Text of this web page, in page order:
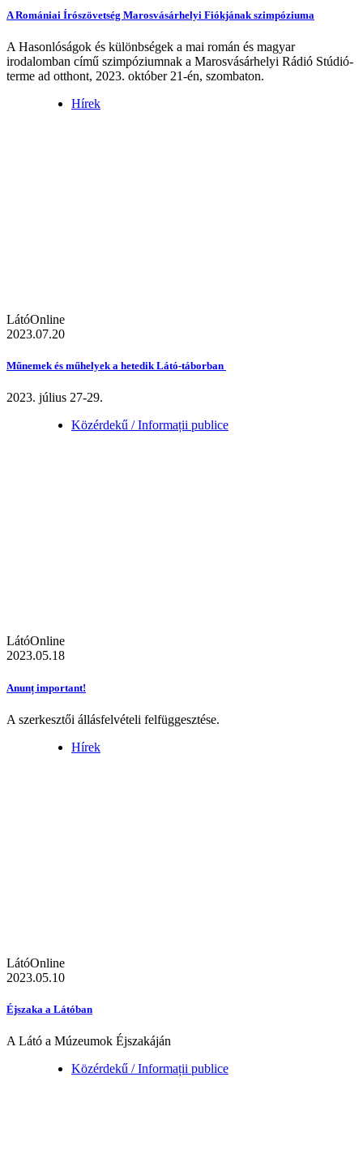
A Romániai Írószövetség Marosvásárhelyi Fiókjának szimpóziuma
A Hasonlóságok és különbségek a mai román és magyar
irodalomban című szimpóziumnak a Marosvásárhelyi Rádió Stúdió-
terme ad otthont, 2023. október 21-én, szombaton.
Hírek
LátóOnline
2023.07.20
Műnemek és műhelyek a hetedik Látó-táborban
2023. július 27-29.
Közérdekű / Informații publice
LátóOnline
2023.05.18
Anunț important!
A szerkesztői állásfelvételi felfüggesztése.
Hírek
LátóOnline
2023.05.10
Éjszaka a Látóban
A Látó a Múzeumok Éjszakáján
Közérdekű / Informații publice